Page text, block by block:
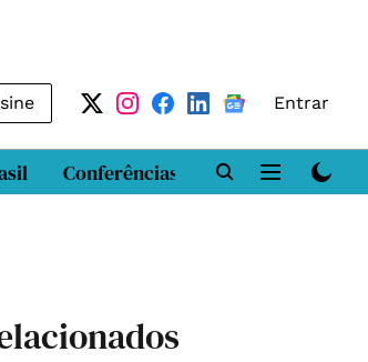
Entrar
Conferências DN LAB